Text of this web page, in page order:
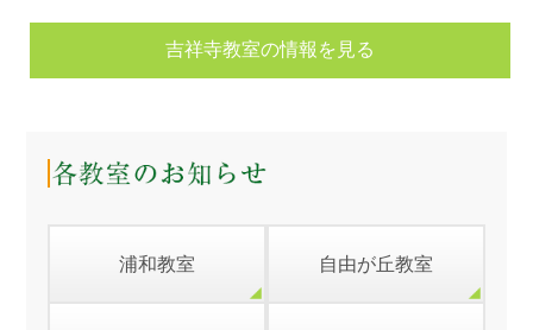
吉祥寺教室の情報を見る
浦和教室 自由が丘教室